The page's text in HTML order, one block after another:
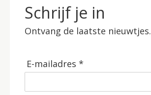
Schrijf je in
Ontvang de laatste nieuwtjes.
E-mailadres *